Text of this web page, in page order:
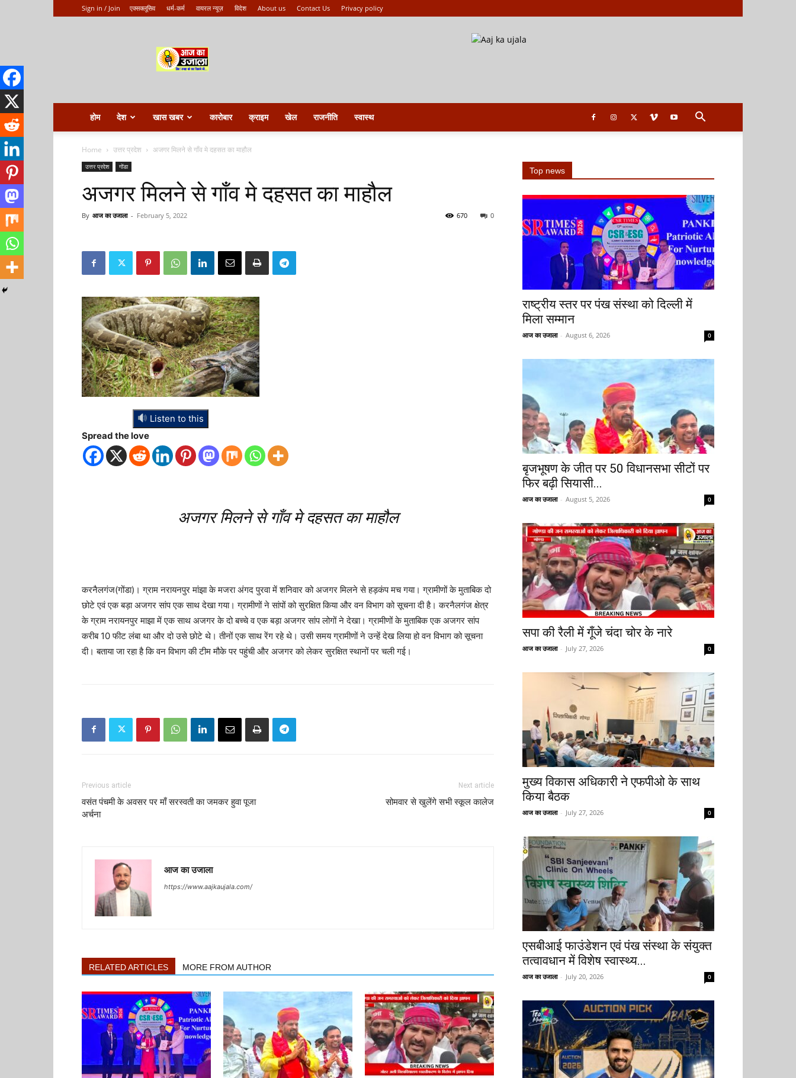
Sign in / Join एक्सक्लूसिव धर्म-कर्म वायरल न्यूज़ विदेश About us Contact Us Privacy policy
ka
ujala
होम देश खास खबर कारोबार क्राइम खेल राजनीति स्वास्थ
Home उत्तर प्रदेश अजगर मिलने से गाँव मे दहसत का माहौल
उत्तर प्रदेश गोंडा
अजगर मिलने से गाँव मे दहसत का माहौल
By आज का उजाला - February 5, 2022 0
670
Listen to this
Spread the love
अजगर मिलने से गाँव मे दहसत का माहौल
करनैलगंज(गोंडा)। ग्राम नरायनपुर मांझा के मजरा अंगद पुरवा में शनिवार को अजगर मिलने से हड़कंप मच गया। ग्रामीणों के मुताबिक दो
छोटे एवं एक बड़ा अजगर सांप एक साथ देखा गया। ग्रामीणों ने सांपों को सुरक्षित किया और वन विभाग को सूचना दी है। करनैलगंज क्षेत्र
के ग्राम नरायनपुर माझा में एक साथ अजगर के दो बच्चे व एक बड़ा अजगर सांप लोगों ने देखा। ग्रामीणों के मुताबिक एक अजगर सांप
करीब 10 फीट लंबा था और दो उसे छोटे थे। तीनों एक साथ रेंग रहे थे। उसी समय ग्रामीणों ने उन्हें देख लिया हो वन विभाग को सूचना
दी। बताया जा रहा है कि वन विभाग की टीम मौके पर पहुंची और अजगर को लेकर सुरक्षित स्थानों पर चली गई।
Previous article
वसंत पंचमी के अवसर पर माँ सरस्वती का जमकर हुवा पूजा
अर्चना
Next article
सोमवार से खुलेंगे सभी स्कूल कालेज
आज का उजाला
https://www.aajkaujala.com/
RELATED ARTICLES MORE FROM AUTHOR
Top news
राष्ट्रीय स्तर पर पंख संस्था को दिल्ली में
मिला सम्मान
आज का उजाला - August 6, 2026 0
बृजभूषण के जीत पर 50 विधानसभा सीटों पर
फिर बढ़ी सियासी...
आज का उजाला - August 5, 2026 0
सपा की रैली में गूँजे चंदा चोर के नारे
आज का उजाला - July 27, 2026 0
मुख्य विकास अधिकारी ने एफपीओ के साथ
किया बैठक
आज का उजाला - July 27, 2026 0
एसबीआई फाउंडेशन एवं पंख संस्था के संयुक्त
तत्वावधान में विशेष स्वास्थ्य...
आज का उजाला - July 20, 2026 0